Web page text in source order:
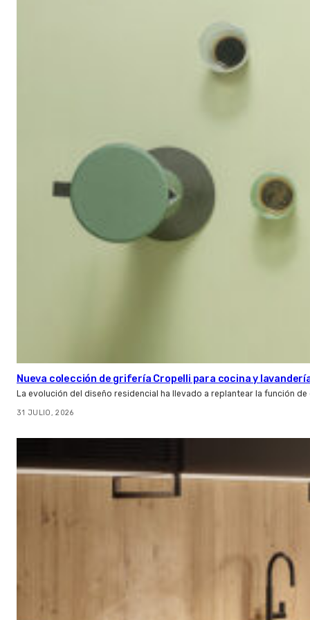
Nueva colección de grifería Cropelli para cocina y
La evolución del diseño residencial ha llevado a replantear la función
31 JULIO, 2026